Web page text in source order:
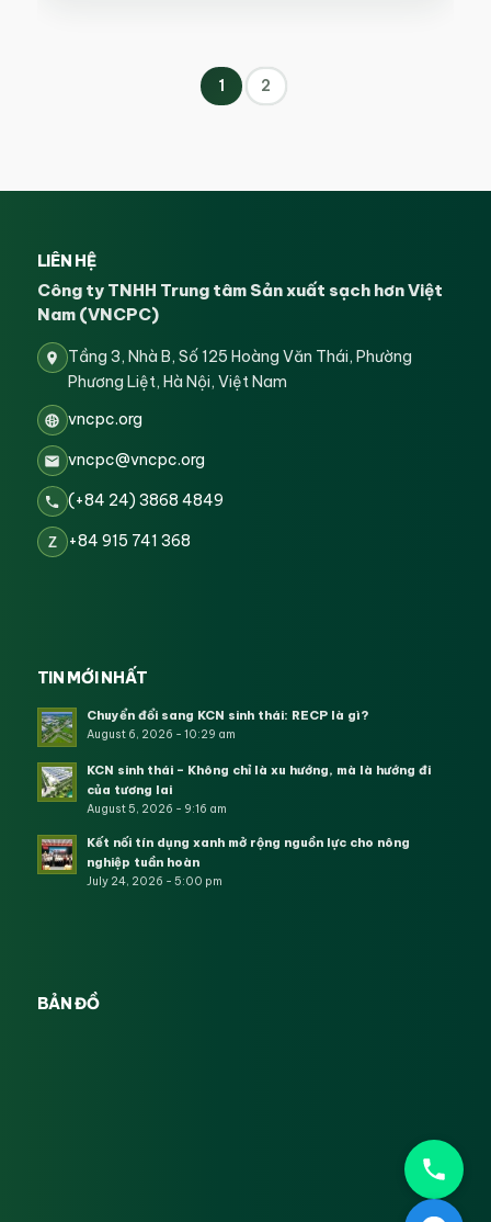
1 2
LIÊN HỆ
Công ty TNHH Trung tâm Sản xuất sạch hơn Việt
Nam (VNCPC)
Tầng 3, Nhà B, Số 125 Hoàng Văn Thái, Phường
Phương Liệt, Hà Nội, Việt Nam
vncpc.org
vncpc@vncpc.org
(+84 24) 3868 4849
Z +84 915 741 368
TIN MỚI NHẤT
Chuyển đổi sang KCN sinh thái: RECP là gì?
August 6, 2026 - 10:29 am
KCN sinh thái – Không chỉ là xu hướng, mà là hướng đi
của tương lai
August 5, 2026 - 9:16 am
Kết nối tín dụng xanh mở rộng nguồn lực cho nông
nghiệp tuần hoàn
July 24, 2026 - 5:00 pm
BẢN ĐỒ